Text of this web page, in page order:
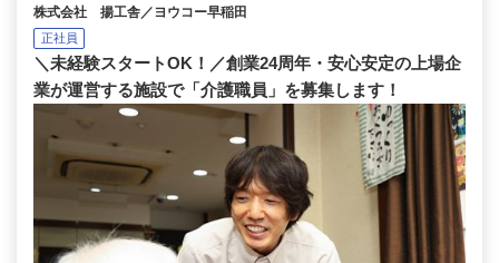
株式会社 揚工舎／ヨウコー早稲田
正社員
＼未経験スタートOK！／創業24周年・安心安定の上場企
業が運営する施設で「介護職員」を募集します！